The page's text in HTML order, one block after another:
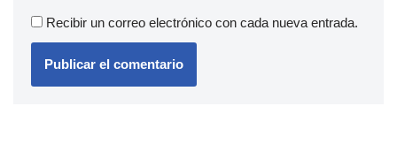
Recibir un correo electrónico con cada nueva entrada.